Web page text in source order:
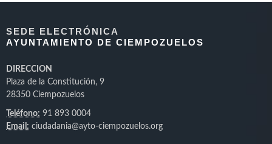
SEDE ELECTRÓNICA
AYUNTAMIENTO DE CIEMPOZUELOS
DIRECCION
Plaza de la Constitución, 9
28350 Ciempozuelos
Teléfono: 91 893 0004
Email: ciudadania@ayto-ciempozuelos.org